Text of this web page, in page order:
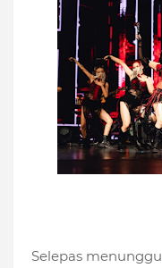
Selepas